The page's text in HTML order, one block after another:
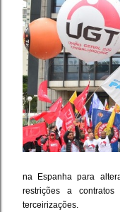
na Espanha para
restrições a
terceirizações.